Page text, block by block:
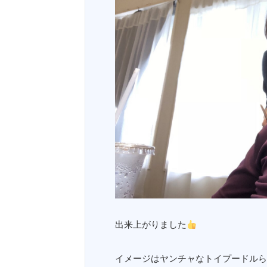
出来上がりました
イメージはヤンチャなトイプードル